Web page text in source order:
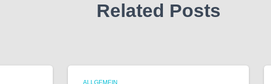
Related Posts